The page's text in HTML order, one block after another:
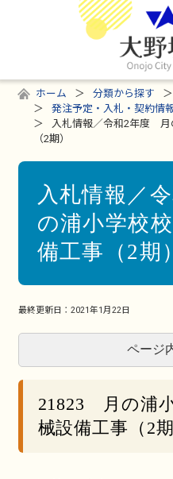
ホーム 分類から探す
発注予定・入札・契約情
入札情報／令和2年度 月
（2期）
入札情報／
の浦小学校
備工事（2期）
最終更新日： 2021年1月22日
ページ
21823 月の浦
械設備工事（2期